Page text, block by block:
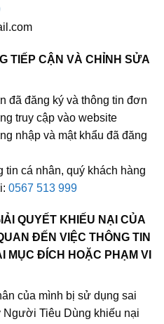
TIẾP CẬN VÀ CHỈNH SỬA
đã đăng ký và thông tin đơn
truy cập vào website
nhập và mật khẩu đã đăng
cá nhân, quý khách hàng
0567 513 999
QUYẾT KHIẾU NẠI CỦA
ĐẾN VIỆC THÔNG TIN
MỤC ĐÍCH HOẶC PHẠM VI
của mình bị sử dụng sai
Người Tiêu Dùng khiếu nại